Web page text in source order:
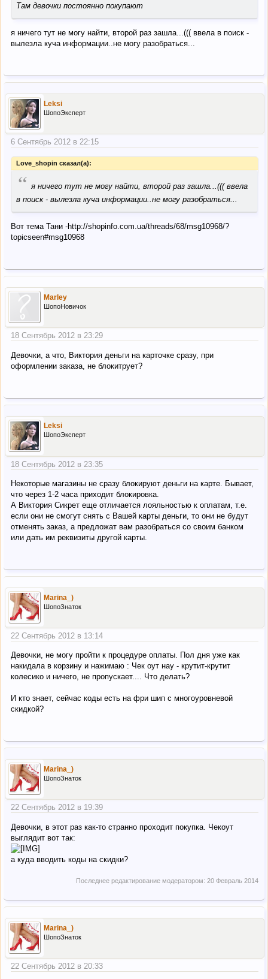
Там девочки постоянно покупают
я ничего тут не могу найти, второй раз зашла...((( ввела в поиск -
вылезла куча информации..не могу разобраться...
Leksi
ШопоЭксперт
6 Сентябрь 2012 в 22:15
Love_shopin сказал(а):
“ я ничего тут не могу найти, второй раз зашла...((( ввела
в поиск - вылезла куча информации..не могу разобраться...
Вот тема Тани -http://shopinfo.com.ua/threads/68/msg10968/?
topicseen#msg10968
Marley
ШопоНовичок
18 Сентябрь 2012 в 23:29
Девочки, а что, Виктория деньги на карточке сразу, при
оформлении заказа, не блокитрует?
Leksi
ШопоЭксперт
18 Сентябрь 2012 в 23:35
Некоторые магазины не сразу блокируют деньги на карте. Бывает,
что через 1-2 часа приходит блокировка.
А Виктория Сикрет еще отличается лояльностью к оплатам, т.е.
если они не смогут снять с Вашей карты деньги, то они не будут
отменять заказ, а предложат вам разобраться со своим банком
или дать им реквизиты другой карты.
Marina_)
ШопоЗнаток
22 Сентябрь 2012 в 13:14
Девочки, не могу пройти к процедуре оплаты. Пол дня уже как
накидала в корзину и нажимаю : Чек оут нау - крутит-крутит
колесико и ничего, не пропускает.... Что делать?
И кто знает, сейчас коды есть на фри шип с многоуровневой
скидкой?
Marina_)
ШопоЗнаток
22 Сентябрь 2012 в 19:39
Девочки, в этот раз как-то странно проходит покупка. Чекоут
выглядит вот так:
а куда вводить коды на скидки?
Последнее редактирование модератором: 20 Февраль 2014
Marina_)
ШопоЗнаток
22 Сентябрь 2012 в 20:33